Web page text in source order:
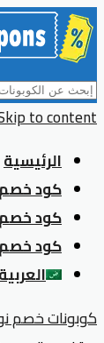
to content
الرئيسية
كود
كود خصم
كود
كوبونات خصم